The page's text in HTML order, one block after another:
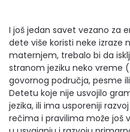
I još jedan savet vezano za
dete više koristi neke izraze
maternjem, trebalo bi da
stranom jeziku neko vreme
govornog područja, pesme
Detetu koje nije usvojilo
jezika, ili ima usporeniji
rečima i pravilima može još